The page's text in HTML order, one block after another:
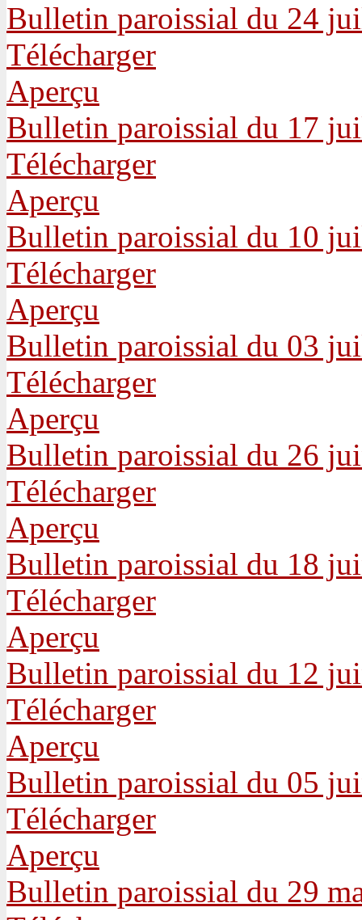
Bulletin paroissial du 24
Télécharger
Aperçu
Bulletin paroissial du 17
Télécharger
Aperçu
Bulletin paroissial du 10
Télécharger
Aperçu
Bulletin paroissial du 03
Télécharger
Aperçu
Bulletin paroissial du 26
Télécharger
Aperçu
Bulletin paroissial du 18
Télécharger
Aperçu
Bulletin paroissial du 12
Télécharger
Aperçu
Bulletin paroissial du 05
Télécharger
Aperçu
Bulletin paroissial du 29